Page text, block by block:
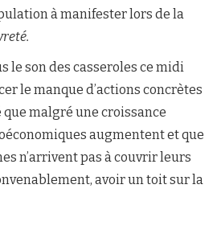
à manifester lors de la
le son des casseroles ce midi
le manque d’actions concrètes
malgré une croissance
augmentent et que
n’arrivent pas à couvrir leurs
avoir un toit sur la